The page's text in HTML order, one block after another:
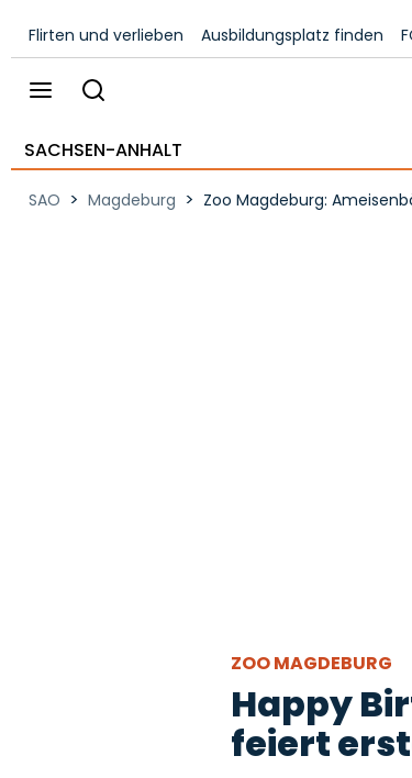
Flirten und verlieben Ausbildungsplatz finden
SACHSEN-ANHALT
SAO > Magdeburg > Zoo Magdeburg:
ZOO MAGDEBURG
Happy
feiert